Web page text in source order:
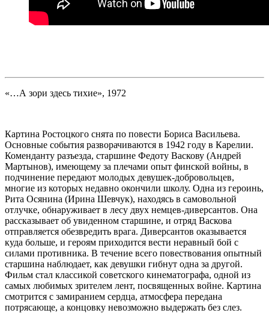
«…А зори здесь тихие», 1972
Картина Ростоцкого снята по повести Бориса Васильева.
Основные события разворачиваются в 1942 году в Карелии.
Коменданту разъезда, старшине Федоту Васкову (Андрей
Мартынов), имеющему за плечами опыт финской войны, в
подчинение передают молодых девушек-добровольцев,
многие из которых недавно окончили школу. Одна из героинь,
Рита Осянина (Ирина Шевчук), находясь в самовольной
отлучке, обнаруживает в лесу двух немцев-диверсантов. Она
рассказывает об увиденном старшине, и отряд Васкова
отправляется обезвредить врага. Диверсантов оказывается
куда больше, и героям приходится вести неравный бой с
силами противника. В течение всего повествования опытный
старшина наблюдает, как девушки гибнут одна за другой.
Фильм стал классикой советского кинематографа, одной из
самых любимых зрителем лент, посвященных войне. Картина
смотрится с замиранием сердца, атмосфера передана
потрясающе, а концовку невозможно выдержать без слез.